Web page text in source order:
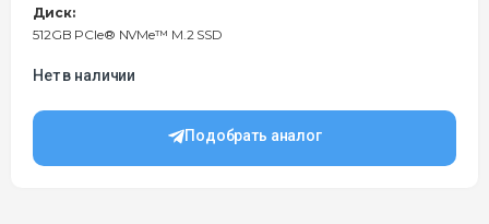
Диск:
512GB PCIe® NVMe™ M.2 SSD
Нет в наличии
Подобрать аналог